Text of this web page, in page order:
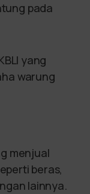
pada
yang
warung
menjual
beras,
lainnya.